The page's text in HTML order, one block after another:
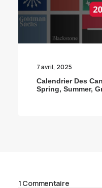
7 avril, 2025
Calendrier Des
Spring, Summer,
1 Commentaire